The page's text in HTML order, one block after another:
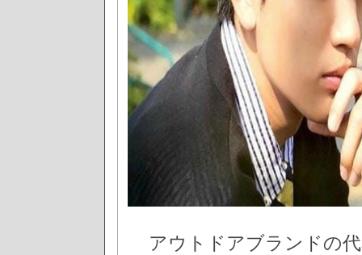
アウトドアブランドの